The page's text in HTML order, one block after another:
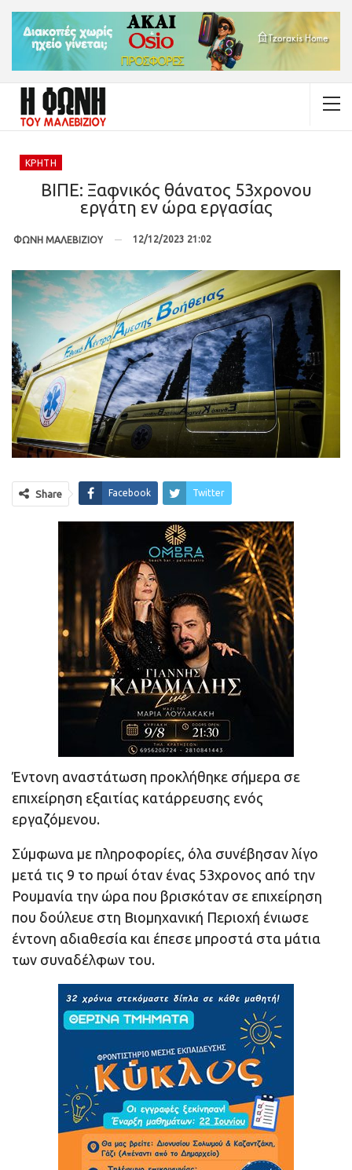
ΚΡΉΤΗ
ΒΙΠΕ: Ξαφνικός θάνατος 53χρονου
εργάτη εν ώρα εργασίας
ΦΩΝΗ ΜΑΛΕΒΙΖΙΟΥ 12/12/2023 21:02
Share Facebook Twitter
Έντονη αναστάτωση προκλήθηκε σήμερα σε
επιχείρηση εξαιτίας κατάρρευσης ενός
εργαζόμενου.
Σύμφωνα με πληροφορίες, όλα συνέβησαν λίγο
μετά τις 9 το πρωί όταν ένας 53χρονος από την
Ρουμανία την ώρα που βρισκόταν σε επιχείρηση
που δούλευε στη Βιομηχανική Περιοχή ένιωσε
έντονη αδιαθεσία και έπεσε μπροστά στα μάτια
των συναδέλφων του.